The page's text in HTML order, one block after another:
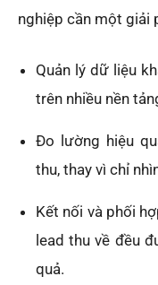
nghiệp cần một giải
Quản lý dữ liệu
trên nhiều nền
Đo lường hiệu
thu, thay vì chỉ
Kết nối và phối
lead thu về đều
quả.